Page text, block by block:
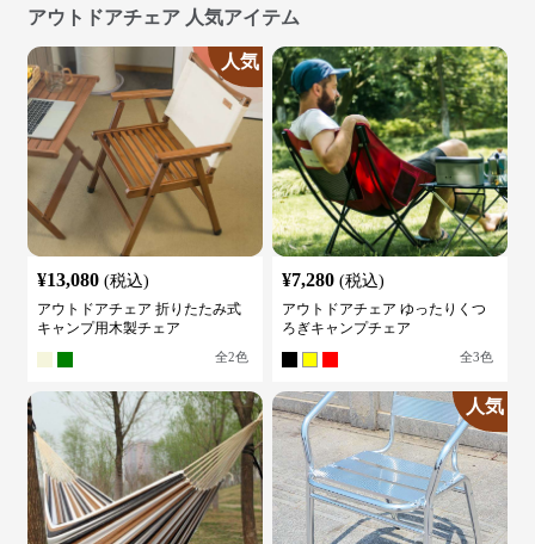
アウトドアチェア 人気アイテム
人気
¥13,080 (税込)
アウトドアチェア 折りたたみ式
キャンプ用木製チェア
全2色
¥7,280 (税込)
アウトドアチェア ゆったりくつ
ろぎキャンプチェア
全3色
人気